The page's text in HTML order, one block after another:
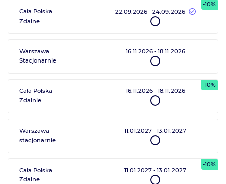
-10%
Cała Polska
22.09.2026- 24.09.2026
Zdalne
Warszawa 16.11.2026- 18.11.2026
Stacjonarnie
-10%
Cała Polska
16.11.2026- 18.11.2026
Zdalnie
Warszawa 11.01.2027 -13.01.2027
stacjonarnie
-10%
Cała Polska
11.01.2027 -13.01.2027
Zdalne